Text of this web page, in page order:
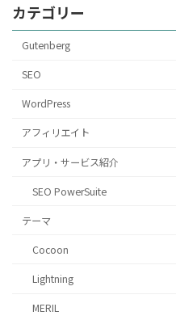
カテゴリー
Gutenberg
SEO
WordPress
アフィリエイト
アプリ・サービス紹介
SEO PowerSuite
テーマ
Cocoon
Lightning
MERIL